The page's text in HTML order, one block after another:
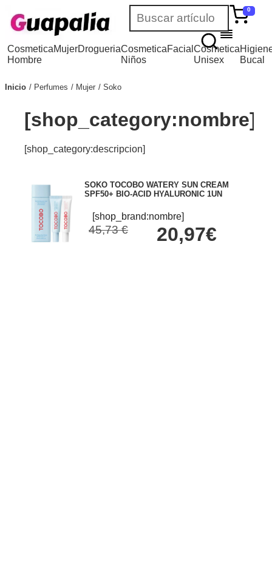
0
Cosmetica
Hombre
MujerDrogueriaCosmetica
Niños
FacialCosmetica
Unisex
Bucal
Inicio Perfumes Mujer Soko
[shop_category:nombre]
[shop_category:descripcion]
SOKO TOCOBO WATERY SUN CREAM
SPF50+ BIO-ACID HYALURONIC 1UN
[shop_brand:nombre]
45,73 € 20,97€